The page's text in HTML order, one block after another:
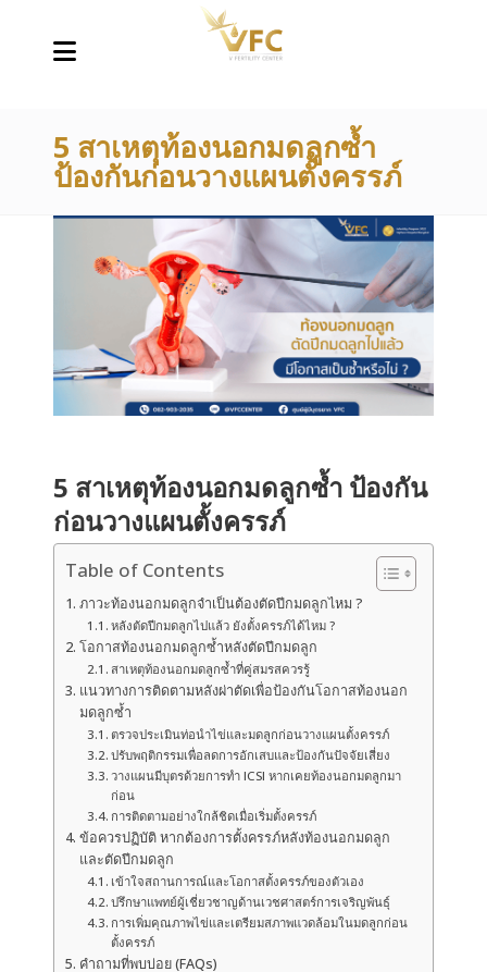
5 สาเหตุท้องนอกมดลูกซ้ำ
ป้องกันก่อนวางแผนตั้งครรภ์
5 สาเหตุท้องนอกมดลูกซ้ำ ป้องกัน
ก่อนวางแผนตั้งครรภ์
Table of Contents
ภาวะท้องนอกมดลูกจำเป็นต้องตัดปีกมดลูกไหม ?
หลังตัดปีกมดลูกไปแล้ว ยังตั้งครรภ์ได้ไหม ?
โอกาสท้องนอกมดลูกซ้ำหลังตัดปีกมดลูก
สาเหตุท้องนอกมดลูกซ้ำที่คู่สมรสควรรู้
แนวทางการติดตามหลังผ่าตัดเพื่อป้องกันโอกาสท้องนอก
มดลูกซ้ำ
ตรวจประเมินท่อนำไข่และมดลูกก่อนวางแผนตั้งครรภ์
ปรับพฤติกรรมเพื่อลดการอักเสบและป้องกันปัจจัยเสี่ยง
วางแผนมีบุตรด้วยการทำ ICSI หากเคยท้องนอกมดลูกมา
ก่อน
การติดตามอย่างใกล้ชิดเมื่อเริ่มตั้งครรภ์
ข้อควรปฏิบัติ หากต้องการตั้งครรภ์หลังท้องนอกมดลูก
และตัดปีกมดลูก
เข้าใจสถานการณ์และโอกาสตั้งครรภ์ของตัวเอง
ปรึกษาแพทย์ผู้เชี่ยวชาญด้านเวชศาสตร์การเจริญพันธุ์
การเพิ่มคุณภาพไข่และเตรียมสภาพแวดล้อมในมดลูกก่อน
ตั้งครรภ์
คำถามที่พบบ่อย (FAQs)